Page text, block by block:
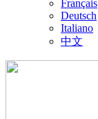
Français
Deutsch
Italiano
中文